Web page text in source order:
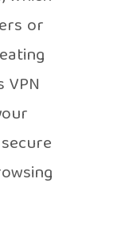
or
VPN